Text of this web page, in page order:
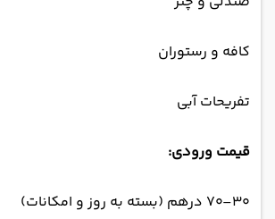
کافه و رستوران
تفریحات آبی
قیمت ورودی:
۳۰–۷۰ درهم (بسته به روز و امکانات)